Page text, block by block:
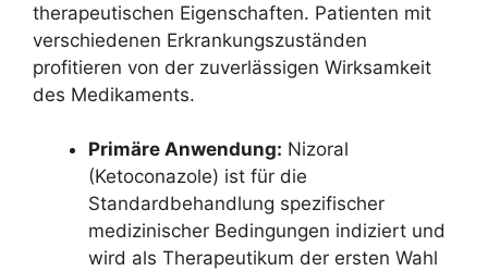
therapeutischen Eigenschaften. Patienten mit
verschiedenen Erkrankungszuständen
profitieren von der zuverlässigen Wirksamkeit
des Medikaments.
Primäre Anwendung: Nizoral
(Ketoconazole) ist für die
Standardbehandlung spezifischer
medizinischer Bedingungen indiziert und
wird als Therapeutikum der ersten Wahl